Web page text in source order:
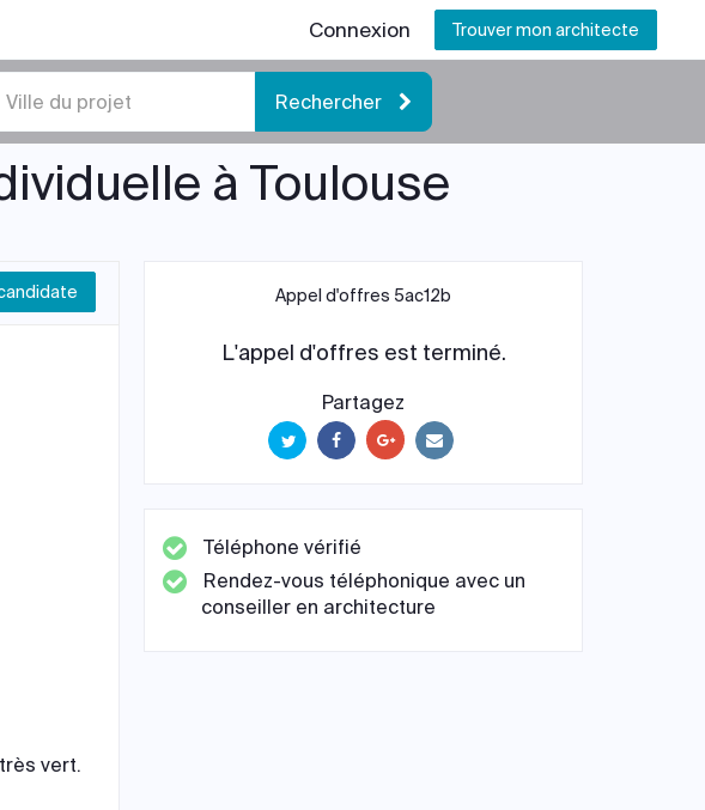
Connexion Trouver mon architecte
Rechercher
à Toulouse
Appel d'offres 5ac12b
L'appel d'offres est terminé.
Partagez
Téléphone vérifié
Rendez-vous téléphonique avec un
conseiller en architecture
vert.